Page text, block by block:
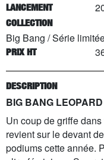
LANCEMENT
COLLECTION
Big Bang /Série
PRIX HT
DESCRIPTION
BIG BANG LEOPARD
Un coup de griffe
revient sur le devant
podiums cette année.